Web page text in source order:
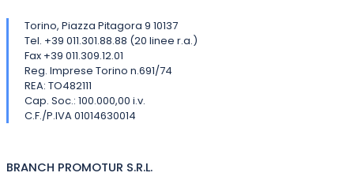
Torino, Piazza Pitagora 9 10137
Tel. +39 011.301.88.88 (20 linee r.a.)
Fax +39 011.309.12.01
Reg. Imprese Torino n.691/74
REA: TO482111
Cap. Soc.: 100.000,00 i.v.
C.F./P.IVA 01014630014
BRANCH PROMOTUR S.R.L.